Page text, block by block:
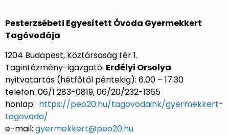
Pesterzsébeti Egyesített Óvoda Gyermekkert
Tagóvodája
1204 Budapest, Köztársaság tér 1.
Tagintézmény-igazgató: Erdélyi Orsolya
nyitvatartás (hétfőtől péntekig): 6.00 – 17.30
telefon: 06/1 283-0819, 06/20/232-1365
honlap: https://peo20.hu/tagovodaink/gyermekkert-
tagovoda/
e-mail: gyermekkert@peo20.hu